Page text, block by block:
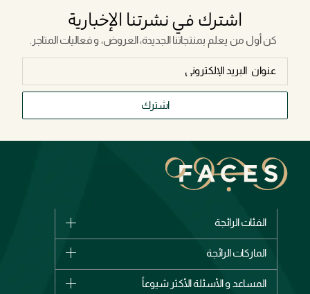
اشترك في نشرتنا الإخبارية
كن أول من يعلم بمنتجاتنا الجديدة، العروض، و فعاليات المتاجر.
اشترك
الفئات الرائجة
الأكثر مبيعاً
الماركات الرائجة
المساعد و الأسئلة الأكثر شيوعاً